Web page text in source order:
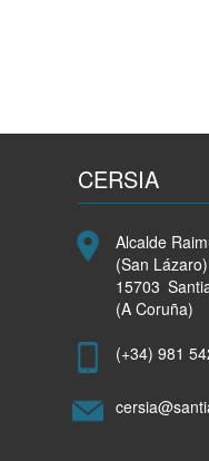
CERSIA
Alcalde
(San Lázaro)
15703
(A Coruña)
(+34) 981